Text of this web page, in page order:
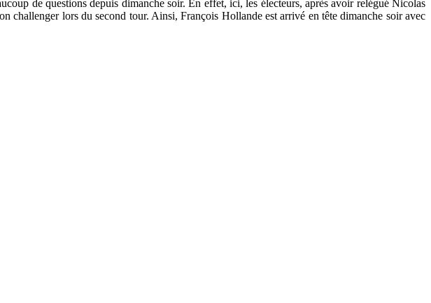
de questions depuis dimanche soir. En effet, ici, les électeurs, après avoir relégué Nicolas
challenger lors du second tour. Ainsi, François Hollande est arrivé en tête dimanche soir avec